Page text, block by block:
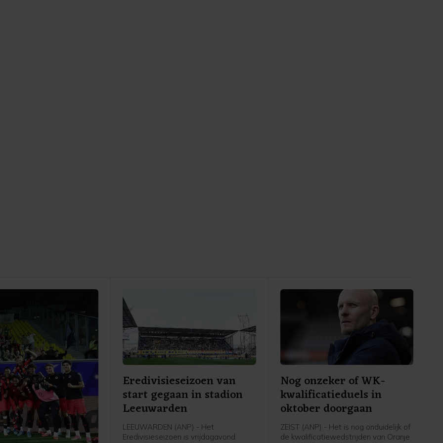
Eredivisieseizoen van
start gegaan in stadion
Leeuwarden
LEEUWARDEN (ANP) - Het
Eredivisieseizoen is vrijdagavond
Nog onzeker of WK-
kwalificatieduels in
oktober doorgaan
ZEIST (ANP) - Het is nog onduidelijk of
de kwalificatiewedstrijden van Oranje